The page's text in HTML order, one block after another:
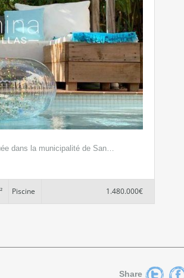
dans la municipalité de San…
Piscine 1.480.000€
Share